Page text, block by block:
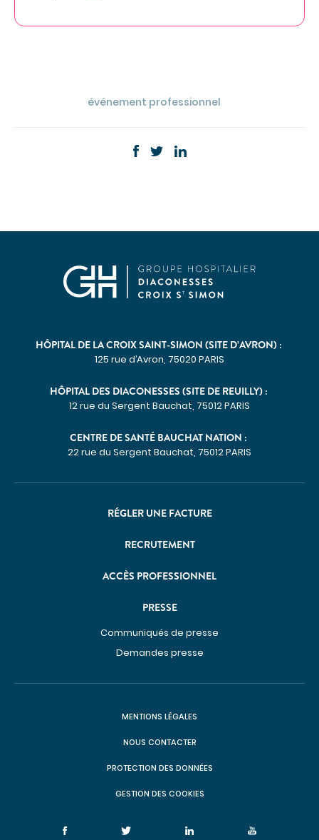
événement professionnel
HÔPITAL DE LA CROIX SAINT-SIMON (SITE D’AVRON) :
125 rue d’Avron, 75020 PARIS
HÔPITAL DES DIACONESSES (SITE DE REUILLY) :
12 rue du Sergent Bauchat, 75012 PARIS
CENTRE DE SANTÉ BAUCHAT NATION :
22 rue du Sergent Bauchat, 75012 PARIS
RÉGLER UNE FACTURE
RECRUTEMENT
ACCÈS PROFESSIONNEL
PRESSE
Communiqués de presse
Demandes presse
MENTIONS LÉGALES
NOUS CONTACTER
PROTECTION DES DONNÉES
GESTION DES COOKIES